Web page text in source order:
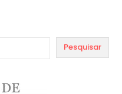
Pesquisar